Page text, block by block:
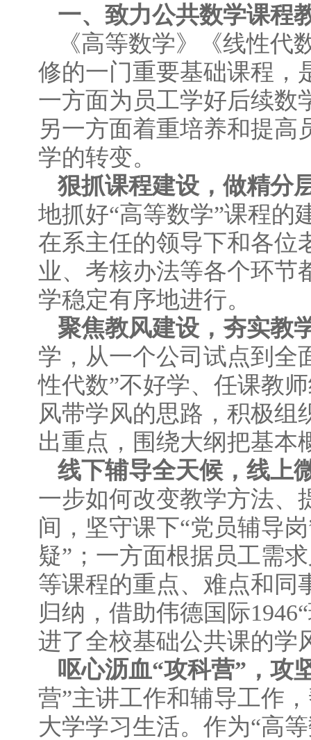
一、致力公共数学课程
《高等数学》《线性
修的一门重要基础课程，
一方面为员工学好后续数
另一方面着重培养和提高
学的转变。
狠抓课程建设，做精分
地抓好“高等数学”课程的
在系主任的领导下和各位
业、考核办法等各个环节
学稳定有序地进行。
聚焦教风建设，夯实教
学，从一个公司试点到全
性代数”不好学、任课教
风带学风的思路，积极组
出重点，围绕大纲把基本
线下辅导全天候，线上
一步如何改变教学方法、
间，坚守课下“党员辅导
疑”；一方面根据员工需
等课程的重点、难点和同
归纳，借助伟德国际
进了全校基础公共课的学
呕心沥血“攻科营”，攻
营”主讲工作和辅导工作
大学学习生活。作为“高